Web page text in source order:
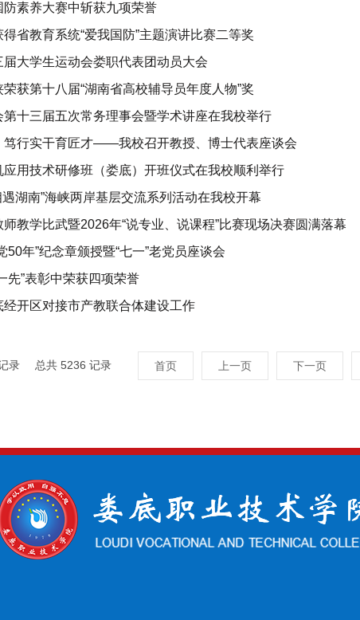
素养大赛中斩获九项荣誉
省教育系统“爱我国防”主题演讲比赛二等奖
大学生运动会娄职代表团动员大会
获第十八届“湖南省高校辅导员年度人物”奖
十三届五次常务理事会暨学术讲座在我校举行
笃行实干育匠才——我校召开教授、博士代表座谈会
应用技术研修班（娄底）开班仪式在我校顺利举行
遇湖南”海峡两岸基层交流系列活动在我校开幕
教学比武暨2026年“说专业、说课程”比赛现场决赛圆满落幕
50年”纪念章颁授暨“七一”老党员座谈会
先”表彰中荣获四项荣誉
开区对接市产教联合体建设工作
录 总共 5236 记录 首页 上一页 下一页